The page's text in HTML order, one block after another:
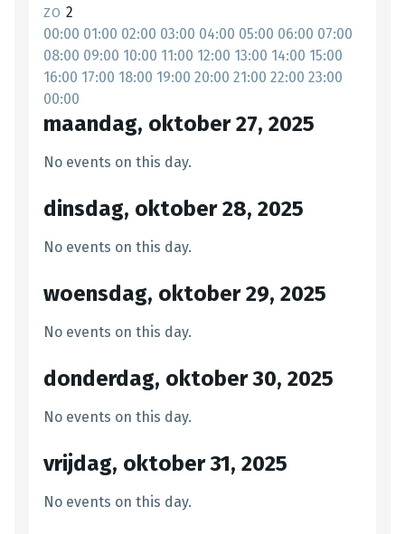
ZO 2
00:00 01:00 02:00 03:00 04:00 05:00 06:00 07:00
08:00 09:00 10:00 11:00 12:00 13:00 14:00 15:00
16:00 17:00 18:00 19:00 20:00 21:00 22:00 23:00
00:00
maandag, oktober 27, 2025
No events on this day.
dinsdag, oktober 28, 2025
No events on this day.
woensdag, oktober 29, 2025
No events on this day.
donderdag, oktober 30, 2025
No events on this day.
vrijdag, oktober 31, 2025
No events on this day.